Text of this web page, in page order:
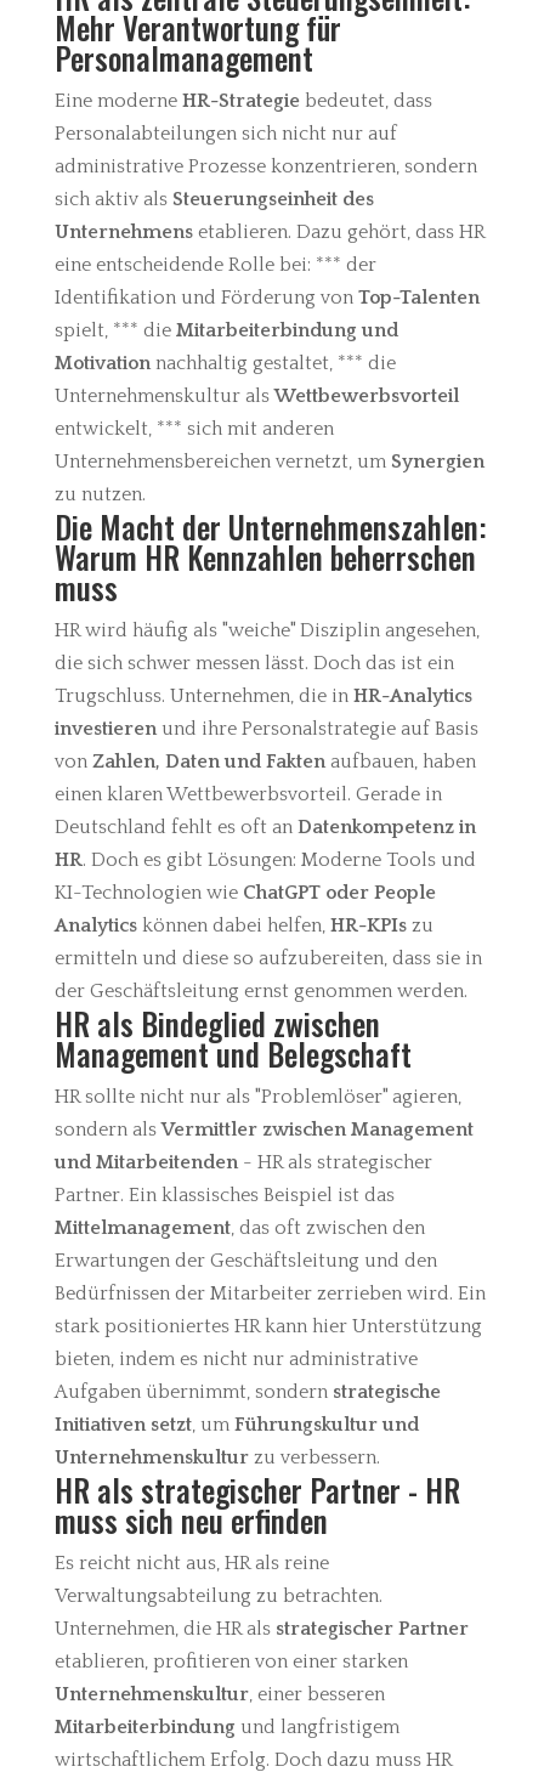
Mehr Verantwortung für
Personalmanagement
Eine moderne HR-Strategiebedeutet, dass
Personalabteilungen sich nicht nur auf
administrative Prozesse konzentrieren, sondern
sich aktiv als Steuerungseinheit des
Unternehmensetablieren. Dazu gehört, dass HR
eine entscheidende Rolle bei: *** der
Identifikation und Förderung von Top-Talenten
spielt, *** die Mitarbeiterbindung und
Motivationnachhaltig gestaltet, *** die
Unternehmenskultur alsWettbewerbsvorteil
entwickelt, *** sich mit anderen
Unternehmensbereichen vernetzt, um Synergien
zu nutzen.
Die Macht der Unternehmenszahlen:
Warum HR Kennzahlen beherrschen
muss
HR wird häufig als "weiche" Disziplin angesehen,
die sich schwer messen lässt. Doch das ist ein
Trugschluss. Unternehmen, die in HR-Analytics
investierenund ihre Personalstrategie auf Basis
von Zahlen, Daten und Faktenaufbauen, haben
einen klaren Wettbewerbsvorteil. Gerade in
Deutschland fehlt es oft an Datenkompetenz in
HR. Doch es gibt Lösungen: Moderne Tools und
KI-Technologien wie ChatGPT oder People
Analyticskönnen dabei helfen, HR-KPIszu
ermitteln und diese so aufzubereiten, dass sie in
der Geschäftsleitung ernst genommen werden.
HR als Bindeglied zwischen
Management und Belegschaft
HR sollte nicht nur als "Problemlöser" agieren,
sondern alsVermittler zwischen Management
und Mitarbeitenden- HR als strategischer
Partner. Ein klassisches Beispiel ist das
Mittelmanagement, das oft zwischen den
Erwartungen der Geschäftsleitung und den
Bedürfnissen der Mitarbeiter zerrieben wird. Ein
stark positioniertes HR kann hier Unterstützung
bieten, indem es nicht nur administrative
Aufgaben übernimmt, sondern strategische
Initiativen setzt, um Führungskultur und
Unternehmenskulturzu verbessern.
HR als strategischer Partner - HR
muss sich neu erfinden
Es reicht nicht aus, HR als reine
Verwaltungsabteilung zu betrachten.
Unternehmen, die HR als strategischer Partner
etablieren, profitieren von einer starken
Unternehmenskultur, einer besseren
Mitarbeiterbindung und langfristigem
wirtschaftlichem Erfolg. Doch dazu muss HR